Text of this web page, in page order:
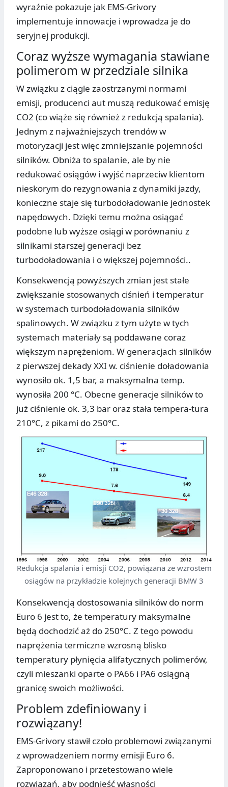
wyraźnie pokazuje jak EMS-Grivory
implementuje innowacje i wprowadza je do
seryjnej produkcji.
Coraz wyższe wymagania stawiane
polimerom w przedziale silnika
W związku z ciągle zaostrzanymi normami
emisji, producenci aut muszą redukować emisję
CO2 (co wiąże się również z redukcją spalania).
Jednym z najważniejszych trendów w
motoryzacji jest więc zmniejszanie pojemności
silników. Obniża to spalanie, ale by nie
redukować osiągów i wyjść naprzeciw klientom
nieskorym do rezygnowania z dynamiki jazdy,
konieczne staje się turbodoładowanie jednostek
napędowych. Dzięki temu można osiągać
podobne lub wyższe osiągi w porównaniu z
silnikami starszej generacji bez
turbodoładowania i o większej pojemności..
Konsekwencją powyższych zmian jest stałe
zwiększanie stosowanych ciśnień i temperatur
w systemach turbodoładowania silników
spalinowych. W związku z tym użyte w tych
systemach materiały są poddawane coraz
większym naprężeniom. W generacjach silników
z pierwszej dekady XXI w. ciśnienie doładowania
wynosiło ok. 1,5 bar, a maksymalna temp.
wynosiła 200 °C. Obecne generacje silników to
już ciśnienie ok. 3,3 bar oraz stała tempera-tura
210°C, z pikami do 250°C.
Redukcja spalania i emisji CO2, powiązana ze wzrostem
osiągów na przykładzie kolejnych generacji BMW 3
Konsekwencją dostosowania silników do norm
Euro 6 jest to, że temperatury maksymalne
będą dochodzić aż do 250°C. Z tego powodu
naprężenia termiczne wzrosną blisko
temperatury płynięcia alifatycznych polimerów,
czyli mieszanki oparte o PA66 i PA6 osiągną
granicę swoich możliwości.
Problem zdefiniowany i
rozwiązany!
EMS-Grivory stawił czoło problemowi związanymi
z wprowadzeniem normy emisji Euro 6.
Zaproponowano i przetestowano wiele
rozwiązań, aby podnieść własności